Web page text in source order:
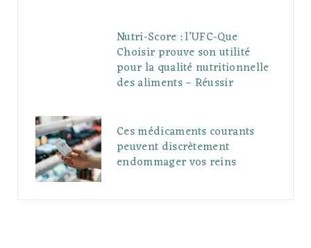
Nutri-Score : l’UFC-Que
Choisir prouve son utilité
pour la qualité nutritionnelle
des aliments – Réussir
Ces médicaments courants
peuvent discrètement
endommager vos reins